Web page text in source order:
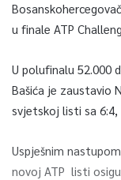
u finale ATP
U polufinalu 52.000
Bašića je zaustavio
svjetskoj listi sa 6:4,
Uspješnim
novoj ATP listi